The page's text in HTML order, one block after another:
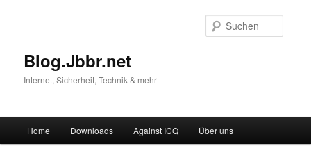
Blog.Jbbr.net
Internet, Sicherheit, Technik & mehr
Zum
Zum
Home Downloads Against ICQ Über uns